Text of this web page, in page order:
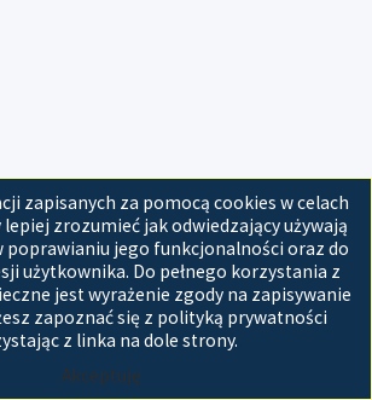
zapisanych za pomocą cookies w celach
zrozumieć jak odwiedzający używają
poprawianiu jego funkcjonalności oraz do
użytkownika. Do pełnego korzystania z
jest wyrażenie zgody na zapisywanie
zapoznać się z polityką prywatności
z linka na dole strony.
Akceptuję